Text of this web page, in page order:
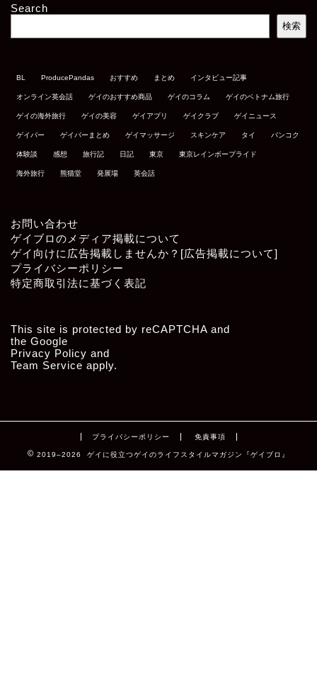
Search
検索
BL ProducePandas おすすめ まとめ インタビュー記事
オンライン英会話 ゲイのおすすめ商品 ゲイのコラム ゲイのベトナム旅行
ゲイの海外旅行 ゲイの美容 ゲイアプリ ゲイクラブ ゲイニュース
ゲイバー ゲイバーまとめ ゲイマッサージ スキンケア タイ バンコク
体験談 感想 旅行記 日記 東京 東京レインボープライド
海外旅行 熊猫堂 発展場 英会話
お問い合わせ
ゲイブロのメディア掲載について
ゲイ向けに広告掲載しませんか？[広告掲載について]
プライバシーポリシー
特定商取引法に基づく表記
This site is protected by reCAPTCHA and
the Google
Privacy Policy and
Team Service apply.
プライバシーポリシー 免責事項
2019–2026 ゲイに役立つゲイのライフスタイルマガジン『ゲイブロ』